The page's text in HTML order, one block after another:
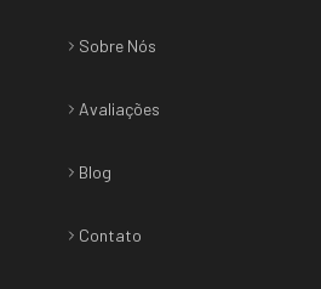
Sobre Nós
Avaliações
Blog
Contato